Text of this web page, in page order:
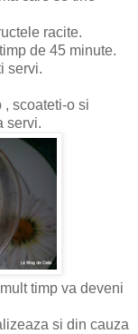
racite.
de 45 minute.
servi.
, scoateti-o si
servi.
timp va deveni
si din cauza